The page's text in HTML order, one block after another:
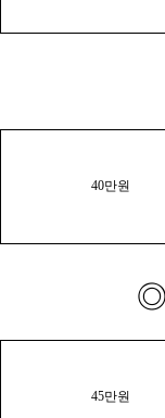
40만원
◎
45만원